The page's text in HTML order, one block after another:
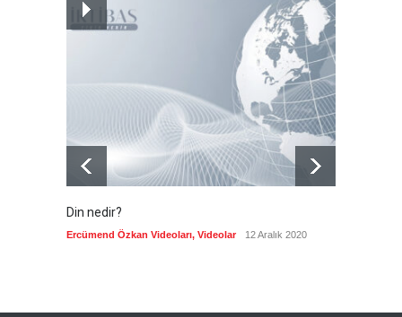
Pasifik'teki 18 ada ülkesinin
temsilcileri bir araya geliyor
6 Ağustos 2026
Din nedir?
Ercümend Özkan Videoları, Videolar 12 Aralık 2020